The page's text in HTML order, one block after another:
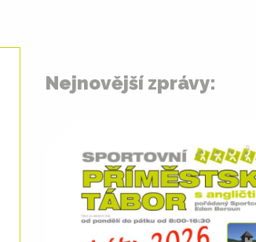
Nejnovější zprávy: